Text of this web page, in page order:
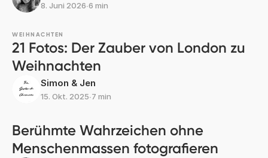
8. Juni 2026∙6 min
WEIHNACHTEN
21 Fotos: Der Zauber von London zu
Weihnachten
Simon & Jen
15. Okt. 2025∙7 min
Berühmte Wahrzeichen ohne
Menschenmassen fotografieren